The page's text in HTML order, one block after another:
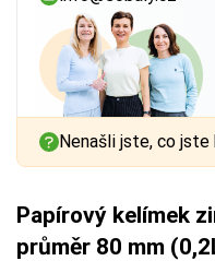
Nenašli jste, co jste
Papírový kelímek
průměr 80 mm